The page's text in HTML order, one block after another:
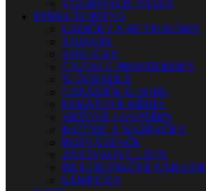
SŤAHOVACIE PÁSKY
PRÍSLUŠENSTVO
LADIČKY A METRONÓMY
STOJANY
STOLIČKY
ČISTIACE PROSTRIEDKY
SLÚCHADLÁ
CHRÁNIČE SLUCHU
PAMÄŤOVÉ MÉDIÁ
SIEŤOVÉ ADAPTÉRY
BATÉRIE A NABÍJAČKY
ROZVÁDZAČE
ZÁSUVKOVÉ LIŠTY
MULTIFUNKČNÉ NÁRADIE
LAMPIČKY